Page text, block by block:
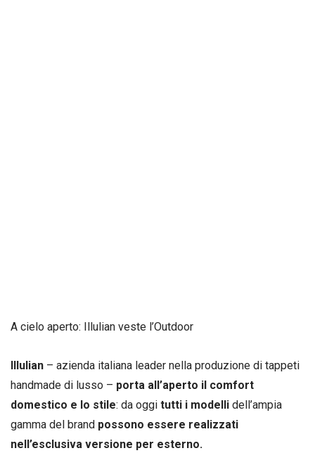
A cielo aperto: Illulian veste l’Outdoor
Illulian – azienda italiana leader nella produzione di tappeti
handmade di lusso – porta all’aperto il comfort
domestico e lo stile: da oggi tutti i modelli dell’ampia
gamma del brand possono essere realizzati
nell’esclusiva versione per esterno.